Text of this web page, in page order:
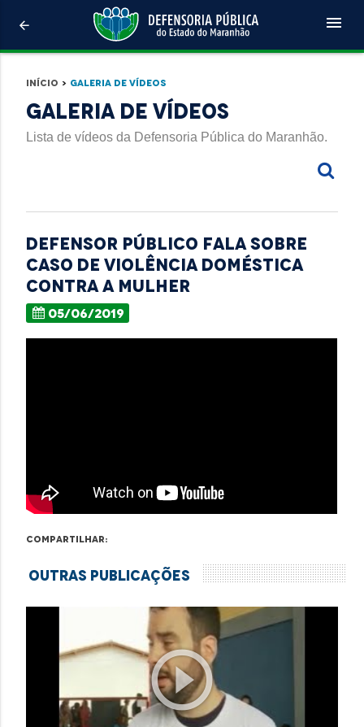
arrow_back menu
Início > Galeria de Vídeos
Galeria de Vídeos
Lista de vídeos da Defensoria Pública do Maranhão.
Defensor público fala sobre
caso de violência doméstica
contra a mulher
05/06/2019
Compartilhar:
Outras Publicações
play_circle_outline